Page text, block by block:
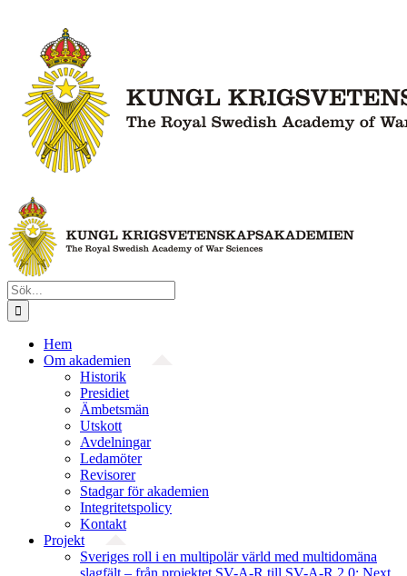
innehållet
Sök
efter:
Hem
Om akademien
Historik
Presidiet
Ämbetsmän
Utskott
Avdelningar
Ledamöter
Revisorer
Stadgar för akademien
Integritetspolicy
Kontakt
Projekt
Sveriges roll i en multipolär värld med multidomäna
slagfält – från projektet SV-A-R till SV-A-R 2.0: Next